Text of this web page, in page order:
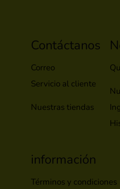
Contáctanos
Correo
Servicio al cliente
Nuestras tiendas
información
Términos y condiciones